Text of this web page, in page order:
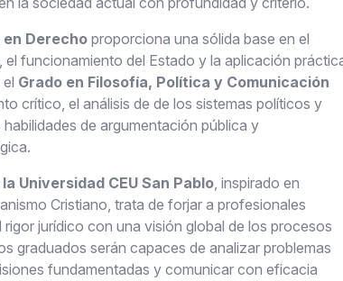
en Derecho proporciona una sólida base en el
el funcionamiento del Estado y la aplicación
Grado en Filosofía, Política y Comunicación
crítico, el análisis de de los sistemas políticos y
de argumentación pública y
la Universidad CEU San Pablo, inspirado en
Cristiano, trata de forjar a profesionales
rigor jurídico con una visión global de los procesos
graduados serán capaces de analizar problemas
fundamentadas y comunicar con eficacia